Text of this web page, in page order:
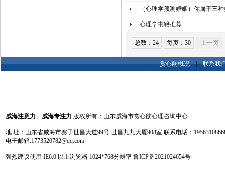
（心理学预测婚姻）你属于三
心理学书籍推荐
总数：24 每页：30 上一页
赏心舫概况|联系我
威海注意力、 威海专注力 版权所有：山东威海市赏心舫心理咨询中心
地 址：山东省威海市寨子世昌大道99号 世昌九九大厦908室 联系电话：
电子邮箱:1773520782@qq.com
强烈建议使用 IE6.0 以上浏览器 1024*768分辨率 鲁ICP备2021024654号